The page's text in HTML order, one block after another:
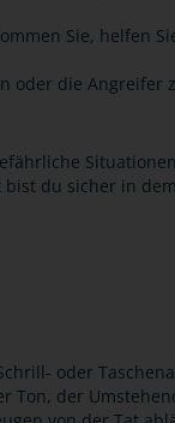
Sie, helfen
oder die Angreifer
du sicher in
oder
Ton, der